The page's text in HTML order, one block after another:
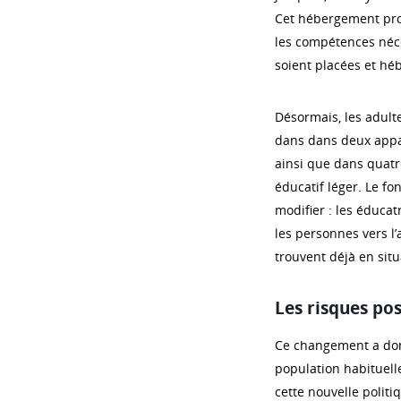
Cet hébergement
les compétences
soient placées et
Désormais, les
dans dans deux
ainsi que dans
éducatif léger. Le
modifier : les
les personnes vers
trouvent déjà en
Les risques
Ce changement a
population
cette nouvelle